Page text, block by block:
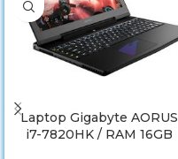
Laptop Gigabyte AORUS
i7-7820HK / RAM 16GB